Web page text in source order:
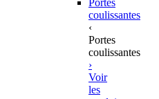
coulissantes
‹
Portes
coulissantes
›
Voir
les